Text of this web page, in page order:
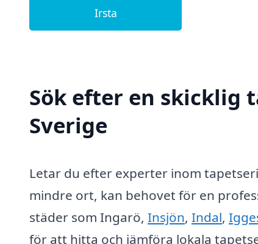
Irsta
Sök efter en skicklig
Sverige
Letar du efter experter inom
mindre ort, kan behovet för en
städer som Ingarö, Insjön, Indal,
för att hitta och jämföra lokala